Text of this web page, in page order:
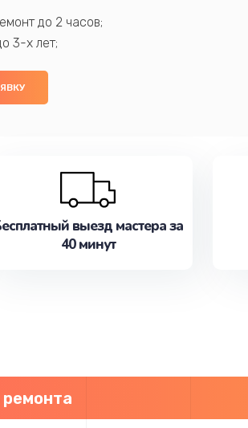
до 2 часов;
3-х лет;
выезд мастера за
40 минут